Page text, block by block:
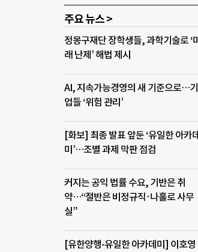
주요 뉴스 >
정몽구재단 장학생들, 과학기술로 ‘미
래 난제’ 해법 제시
AI, 지속가능경영의 새 기준으로…기
업들 ‘위험 관리’
[화보] 최종 발표 앞둔 ‘유일한 아카데
미’…조별 과제 막판 점검
커지는 공익 법률 수요, 기반은 취
약…“절반은 비정규직·나홀로 사무
실”
[유한양행-유일한 아카데미] 이호영